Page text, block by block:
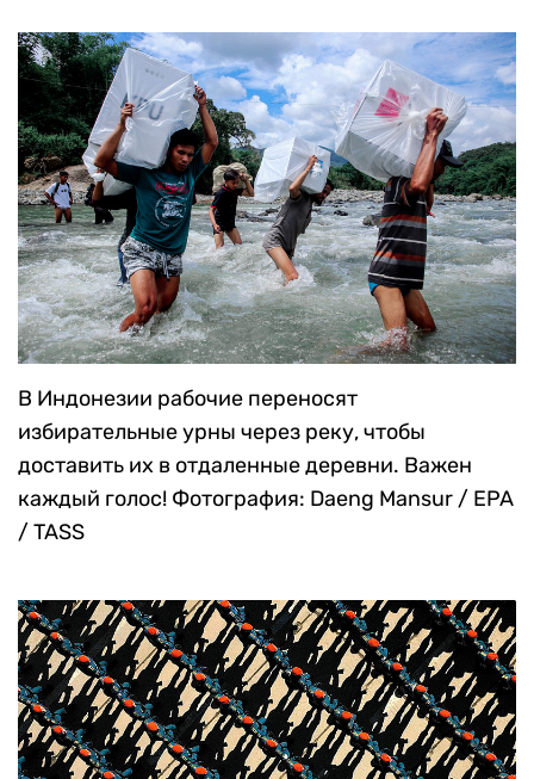
подростков с тем, какой может быть жизнь на
МарсеФотография: How Hwee Young / EPA /
TASS
В Индонезии рабочие переносят
доставить их в отдаленные деревни. Важен
каждый голос!Фотография: Daeng Mansur / EPA
/ TASS